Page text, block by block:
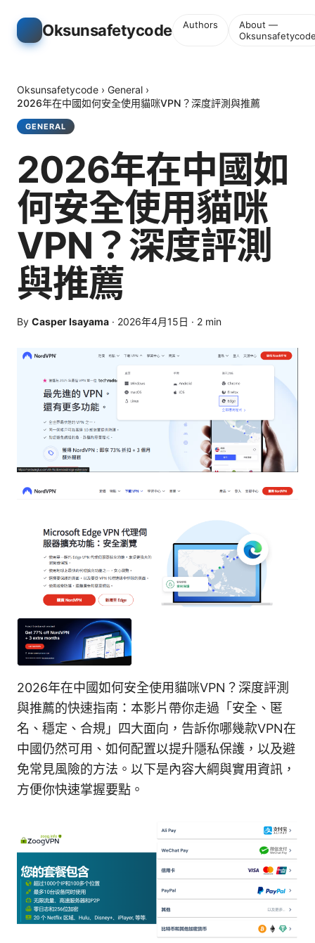
Oksunsafetycode Authors
About —
Oksunsafetycode › General ›
2026年在中國如何安全使用貓咪VPN？深度評測與推薦
GENERAL
2026年在中國如
何安全使用貓咪
VPN？深度評測
與推薦
By Casper Isayama · 2026年4月15日 · 2 min
2026年在中國如何安全使用貓咪VPN？深度評測
與推薦的快速指南：本影片帶你走過「安全、匿
名、穩定、合規」四大面向，告訴你哪幾款VPN在
中國仍然可用、如何配置以提升隱私保護，以及避
免常見風險的方法。以下是內容大綱與實用資訊，
方便你快速掌握要點。